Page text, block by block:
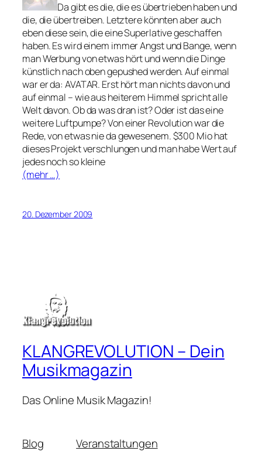
Da gibt es die, die es übertrieben haben und
die, die übertreiben. Letztere könnten aber auch
eben diese sein, die eine Superlative geschaffen
haben. Es wird einem immer Angst und Bange, wenn
man Werbung von etwas hört und wenn die Dinge
künstlich nach oben gepushed werden. Auf einmal
war er da: AVATAR. Erst hört man nichts davon und
auf einmal – wie aus heiterem Himmel spricht alle
Welt davon. Ob da was dran ist? Oder ist das eine
weitere Luftpumpe? Von einer Revolution war die
Rede, von etwas nie da gewesenem. $300 Mio hat
dieses Projekt verschlungen und man habe Wert auf
jedes noch so kleine
(mehr …)
20. Dezember 2009
KLANGREVOLUTION – Dein
Musikmagazin
Das Online Musik Magazin!
Blog
Veranstaltungen